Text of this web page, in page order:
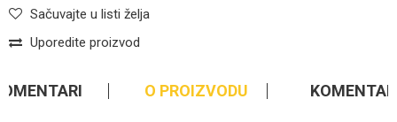
Sačuvajte u listi želja
Uporedite proizvod
O PROIZVODU